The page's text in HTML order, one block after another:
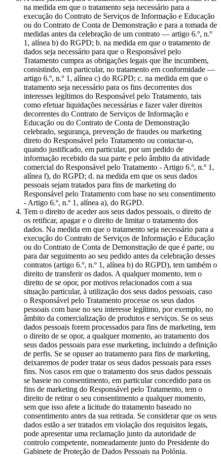
na medida em que o tratamento seja necessário para a
execução do Contrato de Serviços de Informação e Educação
ou do Contrato de Conta de Demonstração e para a tomada de
medidas antes da celebração de um contrato — artigo 6.º, n.º
1, alínea b) do RGPD; b. na medida em que o tratamento de
dados seja necessário para que o Responsável pelo
Tratamento cumpra as obrigações legais que lhe incumbem,
consistindo, em particular, no tratamento em conformidade —
artigo 6.º, n.º 1, alínea c) do RGPD; c. na medida em que o
tratamento seja necessário para os fins decorrentes dos
interesses legítimos do Responsável pelo Tratamento, tais
como efetuar liquidações necessárias e fazer valer direitos
decorrentes do Contrato de Serviços de Informação e
Educação ou do Contrato de Conta de Demonstração
celebrado, segurança, prevenção de fraudes ou marketing
direto do Responsável pelo Tratamento ou contactar-o,
quando justificado, em particular, por um pedido de
informação recebido da sua parte e pelo âmbito da atividade
comercial do Responsável pelo Tratamento - Artigo 6.º, n.º 1,
alínea f), do RGPD; d. na medida em que os seus dados
pessoais sejam tratados para fins de marketing do
Responsável pelo Tratamento com base no seu consentimento
- Artigo 6.º, n.º 1, alínea a), do RGPD.
Tem o direito de aceder aos seus dados pessoais, o direito de
os retificar, apagar e o direito de limitar o tratamento dos
dados. Na medida em que o tratamento seja necessário para a
execução do Contrato de Serviços de Informação e Educação
ou do Contrato de Conta de Demonstração de que é parte, ou
para dar seguimento ao seu pedido antes da celebração desses
contratos (artigo 6.º, n.º 1, alínea b) do RGPD), tem também o
direito de transferir os dados. A qualquer momento, tem o
direito de se opor, por motivos relacionados com a sua
situação particular, à utilização dos seus dados pessoais, caso
o Responsável pelo Tratamento processe os seus dados
pessoais com base no seu interesse legítimo, por exemplo, no
âmbito da comercialização de produtos e serviços. Se os seus
dados pessoais forem processados para fins de marketing, tem
o direito de se opor, a qualquer momento, ao tratamento dos
seus dados pessoais para esse marketing, incluindo a definição
de perfis. Se se opuser ao tratamento para fins de marketing,
deixaremos de poder tratar os seus dados pessoais para esses
fins. Nos casos em que o tratamento dos seus dados pessoais
se baseie no consentimento, em particular concedido para os
fins de marketing do Responsável pelo Tratamento, tem o
direito de retirar o seu consentimento a qualquer momento,
sem que isso afete a licitude do tratamento baseado no
consentimento antes da sua retirada. Se considerar que os seus
dados estão a ser tratados em violação dos requisitos legais,
pode apresentar uma reclamação junto da autoridade de
controlo competente, nomeadamente junto do Presidente do
Gabinete de Proteção de Dados Pessoais na Polónia.